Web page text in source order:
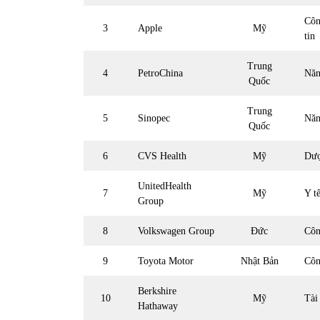
3 Apple Mỹ
tin
4 PetroChina
Trung
Quốc
5 Sinopec
Trung
Quốc
6 CVS Health Mỹ
7
UnitedHealth
Group
Mỹ Y tế
8 Volkswagen Group Đức
9 Toyota Motor Nhật Bản
10
Berkshire
Hathaway
Mỹ Tài